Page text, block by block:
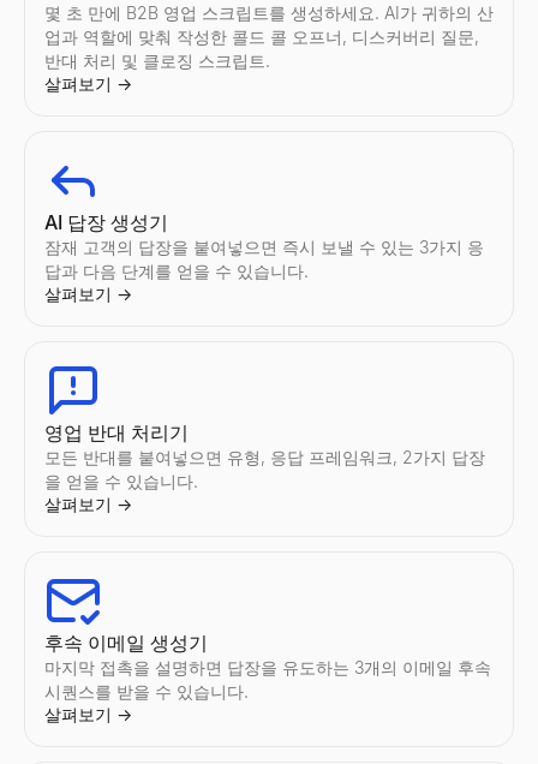
몇 초 만에 B2B 영업 스크립트를 생성하세요. AI가 귀하의 산
업과 역할에 맞춰 작성한 콜드 콜 오프너, 디스커버리 질문,
반대 처리 및 클로징 스크립트.
살펴보기 →
AI 답장 생성기
잠재 고객의 답장을 붙여넣으면 즉시 보낼 수 있는 3가지 응
답과 다음 단계를 얻을 수 있습니다.
살펴보기 →
영업 반대 처리기
모든 반대를 붙여넣으면 유형, 응답 프레임워크, 2가지 답장
을 얻을 수 있습니다.
살펴보기 →
후속 이메일 생성기
마지막 접촉을 설명하면 답장을 유도하는 3개의 이메일 후속
시퀀스를 받을 수 있습니다.
살펴보기 →